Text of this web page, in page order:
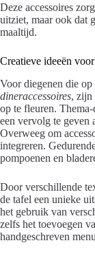
Deze accessoires
uitziet, maar ook dat
maaltijd.
Creatieve ideeën
Voor diegenen die
dineraccessoires, zijn
op te fleuren.
een vervolg te geven
Overweeg om
integreren.
pompoenen en
Door verschillende
de tafel een unieke
het gebruik van
zelfs het toevoegen
handgeschreven